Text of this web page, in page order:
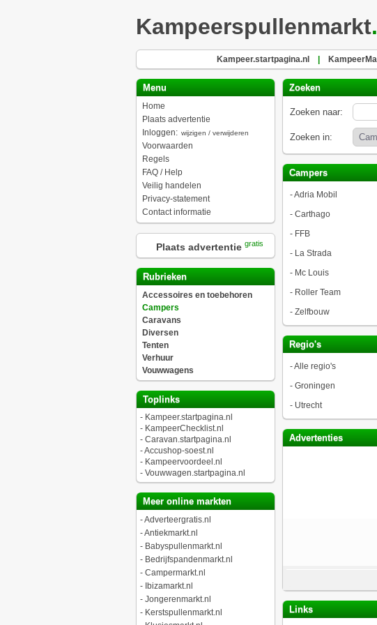
Kampeerspullenmarkt
Kampeer.startpagina.nl
Menu
Home
Plaats advertentie
Inloggen: wijzigen / verwijderen
Voorwaarden
Regels
FAQ / Help
Veilig handelen
Privacy-statement
Contact informatie
Plaats advertentie gratis
Rubrieken
Accessoires en toebehoren
Campers
Caravans
Diversen
Tenten
Verhuur
Vouwwagens
Toplinks
- Kampeer.startpagina.nl
- KampeerChecklist.nl
- Caravan.startpagina.nl
-Accushop-soest.nl
- Kampeervoordeel.nl
- Vouwwagen.startpagina.nl
Meer online markten
-Adverteergratis.nl
-Antiekmarkt.nl
- Babyspullenmarkt.nl
- Bedrijfspandenmarkt.nl
- Campermarkt.nl
- Ibizamarkt.nl
- Jongerenmarkt.nl
- Kerstspullenmarkt.nl
Zoeken
Zoeken naar:
Zoeken in:
Campers
-Adria Mobil
- Carthago
- FFB
- La Strada
- Mc Louis
- Roller Team
- Zelfbouw
Regio's
-Alle regio's
- Groningen
- Utrecht
Advertenties
Links